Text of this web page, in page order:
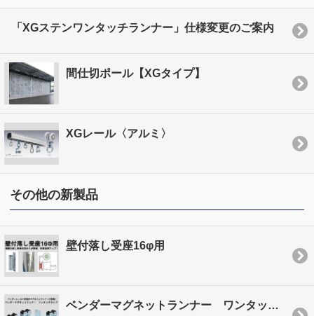
「XGステンワンタッチランナー」仕様変更のご案内
間仕切ポール【XGタイプ】
XGレール〈アルミ〉
その他の新製品
壁付落し受座16φ用
ベンダーマグネットランナー ワンタッチタイプ